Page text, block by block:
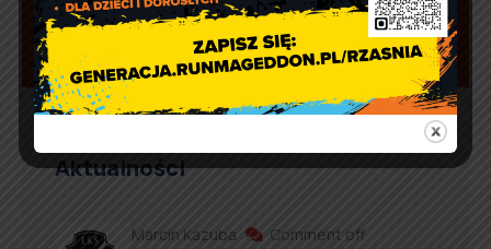
Aktualności
Marcin Kazuba Comment off